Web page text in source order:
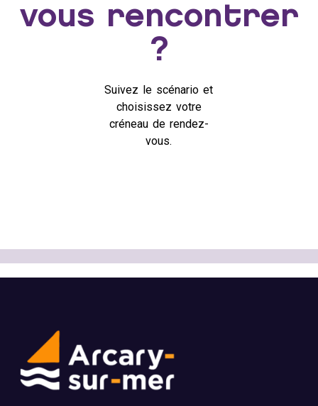
vous rencontrer
?
Suivez le scénario et
choisissez votre
créneau de rendez-
vous.